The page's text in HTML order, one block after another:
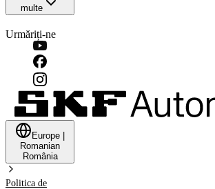
multe
Urmăriți-ne
Europe
Romanian
România
Politica de